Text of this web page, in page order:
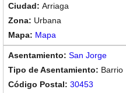
Arriaga
Urbana
Mapa
San Jorge
Barrio
30453